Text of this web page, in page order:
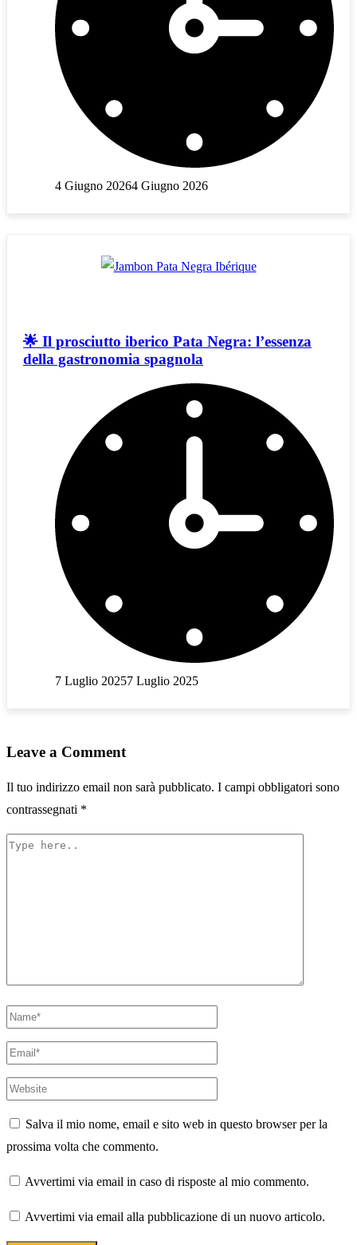
4 Giugno 20264 Giugno 2026
🌟 Il prosciutto iberico Pata Negra: l’essenza
della gastronomia spagnola
7 Luglio 20257 Luglio 2025
Leave a Comment
Il tuo indirizzo email non sarà pubblicato. I campi obbligatori sono
contrassegnati *
Type
Name*
Email*
Website
Salva il mio nome, email e sito web in questo browser per la
prossima volta che commento.
Avvertimi via email in caso di risposte al mio commento.
Avvertimi via email alla pubblicazione di un nuovo articolo.